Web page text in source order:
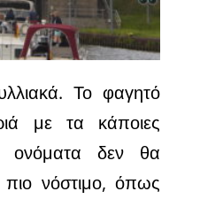
Το φαγητό
με τα κάποιες
ονόματα δεν θα
νόστιμο, όπως